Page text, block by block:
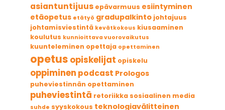
asiantuntijuus epävarmuus esiintyminen
etäopetus etätyö gradupalkinto johtajuus
johtamisviestintä kevätkokous kiusaaminen
koulutus kunnioittava vuorovaikutus
kuunteleminen opettaja opettaminen
opetus opiskelijat opiskelu
oppiminen podcast Prologos
puheviestinnän opettaminen
puheviestintä retoriikka sosiaalinen media
suhde syyskokous teknologiavälitteinen